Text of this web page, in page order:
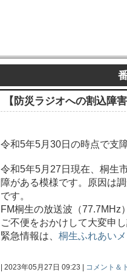
【防災ラジオへの割込障
令和5年5月30日の時点で支
令和5年5月27日現在、桐生
障がある模様です。原因は
です。
FM桐生の放送波（77.7MHz
ご不便をおかけして大変申
緊急情報は、 桐生ふれあい
| 2023年05月27日 09:23 | コメント＆